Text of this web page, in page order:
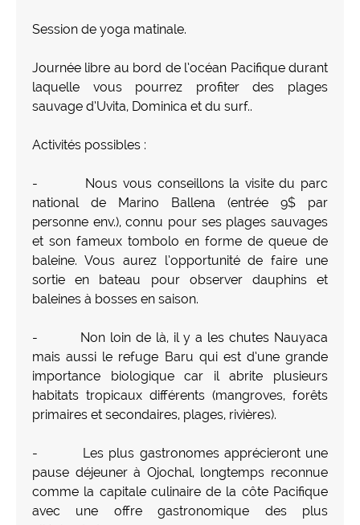
Session de yoga matinale.
Journée libre au bord de l’océan Pacifique durant
laquelle vous pourrez profiter des plages
sauvage d’Uvita, Dominica et du surf..
Activités possibles :
- Nous vous conseillons la visite du parc
national de Marino Ballena (entrée 9$ par
personne env.), connu pour ses plages sauvages
et son fameux tombolo en forme de queue de
baleine. Vous aurez l’opportunité de faire une
sortie en bateau pour observer dauphins et
baleines à bosses en saison.
- Non loin de là, il y a les chutes Nauyaca
mais aussi le refuge Baru qui est d’une grande
importance biologique car il abrite plusieurs
habitats tropicaux différents (mangroves, forêts
primaires et secondaires, plages, rivières).
- Les plus gastronomes apprécieront une
pause déjeuner à Ojochal, longtemps reconnue
comme la capitale culinaire de la côte Pacifique
avec une oﬀre gastronomique des plus